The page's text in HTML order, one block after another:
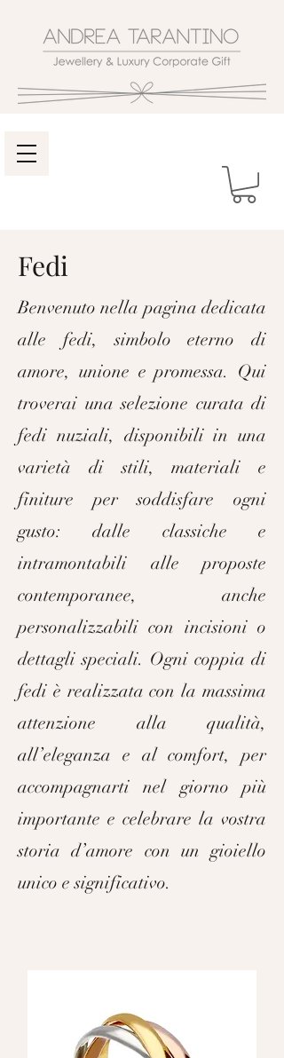
Fedi
Benvenuto nella pagina dedicata
alle fedi, simbolo eterno di
amore, unione e promessa. Qui
troverai una selezione curata di
fedi nuziali, disponibili in una
varietà di stili, materiali e
finiture per soddisfare ogni
gusto: dalle classiche e
intramontabili alle proposte
contemporanee, anche
personalizzabili con incisioni o
dettagli speciali. Ogni coppia di
fedi è realizzata con la massima
attenzione alla qualità,
all’eleganza e al comfort, per
accompagnarti nel giorno più
importante e celebrare la vostra
storia d’amore con un gioiello
unico e significativo.